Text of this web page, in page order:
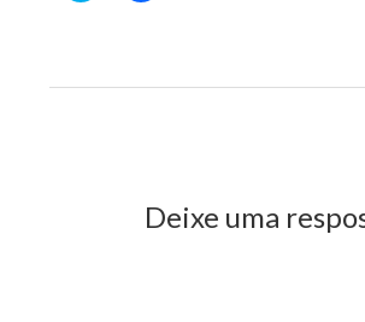
janela)
janela)
Deixe uma